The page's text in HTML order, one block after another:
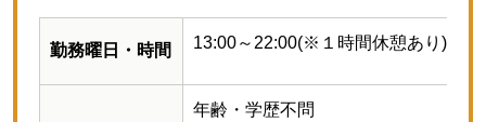
勤務曜日・時間 13:00～22:00(※１時間休憩あり)
年齢・学歴不問